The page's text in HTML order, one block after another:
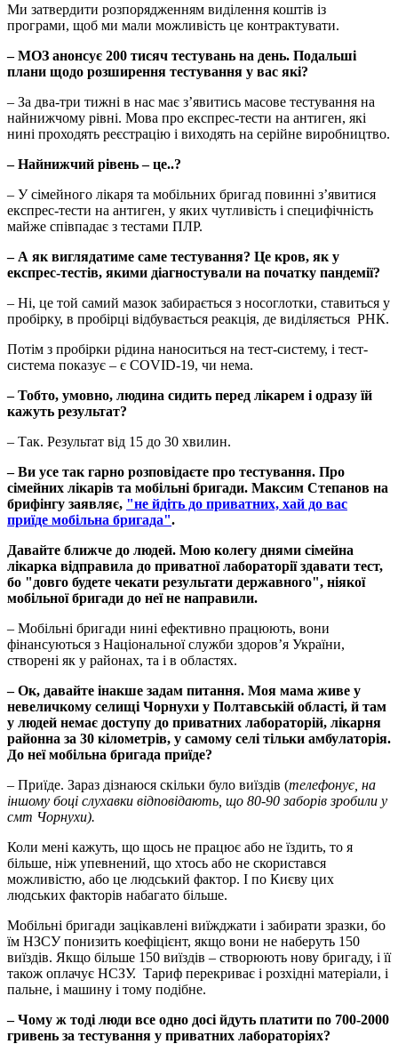
Ми затвердити розпорядженням виділення коштів із
програми, щоб ми мали можливість це контрактувати.
– МОЗ анонсує 200 тисяч тестувань на день. Подальші
плани щодо розширення тестування у вас які?
– За два-три тижні в нас має з’явитись масове тестування на
найнижчому рівні. Мова про експрес-тести на антиген, які
нині проходять реєстрацію і виходять на серійне виробництво.
– Найнижчий рівень – це..?
– У сімейного лікаря та мобільних бригад повинні з’явитися
експрес-тести на антиген, у яких чутливість і специфічність
майже співпадає з тестами ПЛР.
– А як виглядатиме саме тестування? Це кров, як у
експрес-тестів, якими діагностували на початку пандемії?
– Ні, це той самий мазок забирається з носоглотки, ставиться у
пробірку, в пробірці відбувається реакція, де виділяється РНК.
Потім з пробірки рідина наноситься на тест-систему, і тест-
система показує – є COVID-19, чи нема.
– Тобто, умовно, людина сидить перед лікарем і одразу їй
кажуть результат?
– Так. Результат від 15 до 30 хвилин.
– Ви усе так гарно розповідаєте про тестування. Про
сімейних лікарів та мобільні бригади. Максим Степанов на
брифінгу заявляє, "не йдіть до приватних, хай до вас
приїде мобільна бригада".
Давайте ближче до людей. Мою колегу днями сімейна
лікарка відправила до приватної лабораторії здавати тест,
бо "довго будете чекати результати державного", ніякої
мобільної бригади до неї не направили.
– Мобільні бригади нині ефективно працюють, вони
фінансуються з Національної служби здоров’я України,
створені як у районах, та і в областях.
– Ок, давайте інакше задам питання. Моя мама живе у
невеличкому селищі Чорнухи у Полтавській області, й там
у людей немає доступу до приватних лабораторій, лікарня
районна за 30 кілометрів, у самому селі тільки амбулаторія.
До неї мобільна бригада приїде?
– Приїде. Зараз дізнаюся скільки було виїздів (телефонує, на
іншому боці слухавки відповідають, що 80-90 заборів зробили у
смт Чорнухи).
Коли мені кажуть, що щось не працює або не їздить, то я
більше, ніж упевнений, що хтось або не скористався
можливістю, або це людський фактор. І по Києву цих
людських факторів набагато більше.
Мобільні бригади зацікавлені виїжджати і забирати зразки, бо
їм НЗСУ понизить коефіцієнт, якщо вони не наберуть 150
виїздів. Якщо більше 150 виїздів – створюють нову бригаду, і її
також оплачує НСЗУ. Тариф перекриває і розхідні матеріали, і
пальне, і машину і тому подібне.
– Чому ж тоді люди все одно досі йдуть платити по 700-2000
гривень за тестування у приватних лабораторіях?